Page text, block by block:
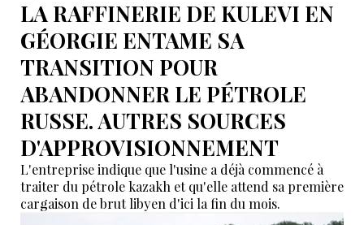
LA RAFFINERIE DE KULEVI EN
GÉORGIE ENTAME SA
TRANSITION POUR
ABANDONNER LE PÉTROLE
RUSSE. AUTRES SOURCES
D'APPROVISIONNEMENT
L'entreprise indique que l'usine a déjà commencé à
traiter du pétrole kazakh et qu'elle attend sa première
cargaison de brut libyen d'ici la fin du mois.